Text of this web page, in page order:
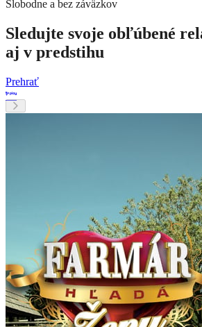
Slobodne a bez záväzkov
Sledujte svoje obľúbené
aj v predstihu
Prehrať